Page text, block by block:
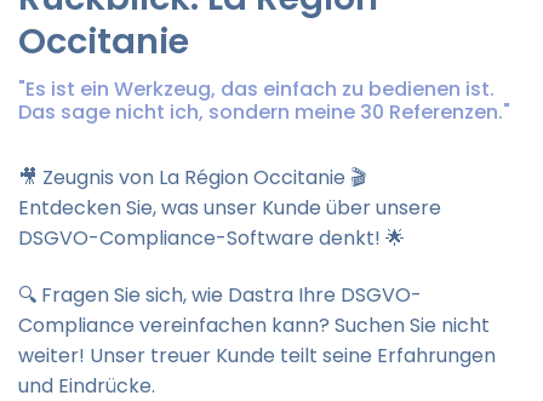
Occitanie
"Es ist ein Werkzeug, das einfach zu bedienen ist.
Das sage nicht ich, sondern meine 30 Referenzen."
🎥 Zeugnis von La Région Occitanie 🎬
Entdecken Sie, was unser Kunde über unsere
DSGVO-Compliance-Software denkt! 🌟
🔍 Fragen Sie sich, wie Dastra Ihre DSGVO-
Compliance vereinfachen kann? Suchen Sie nicht
weiter! Unser treuer Kunde teilt seine Erfahrungen
und Eindrücke.